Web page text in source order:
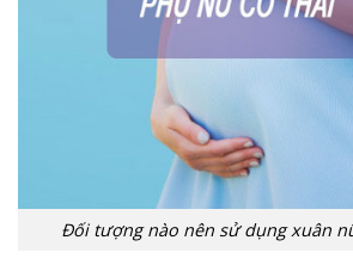
Đối tượng nào nên sử dụng xuân